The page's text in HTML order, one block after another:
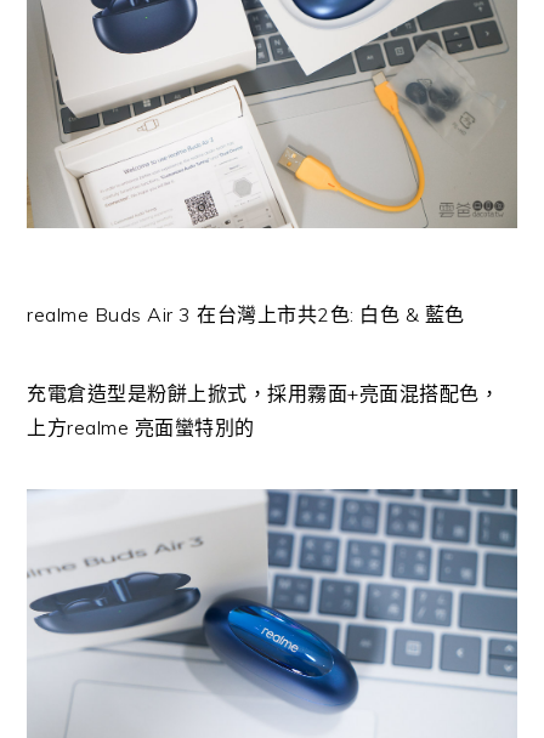
realme Buds Air 3 在台灣上市共2色: 白色 & 藍色
充電倉造型是粉餅上掀式，採用霧面+亮面混搭配色，
上方realme 亮面蠻特別的